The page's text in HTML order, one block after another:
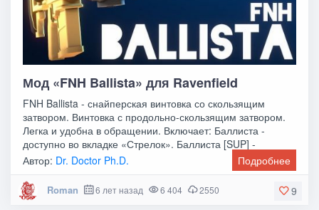
Мод «FNH Ballista» для Ravenfield
FNH Ballista - снайперская винтовка со скользящим
затвором. Винтовка с продольно-скользящим затвором.
Легка и удобна в обращении. Включает: Баллиста -
доступно во вкладке «Стрелок». Баллиста [SUP] -
Автор: Dr. Doctor Ph.D. Подробнее
9
Roman 6 лет назад 6 404 2550